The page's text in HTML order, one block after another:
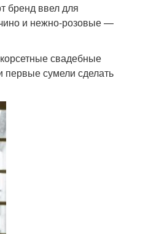
бренд ввел для
и нежно-розовые —
свадебные
первые сумели сделать